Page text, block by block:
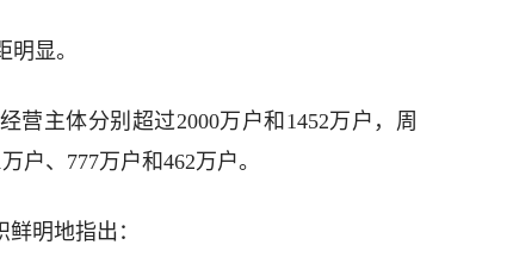
显。
营主体分别超过2000万户和1452万户，周
户、777万户和462万户。
明地指出：